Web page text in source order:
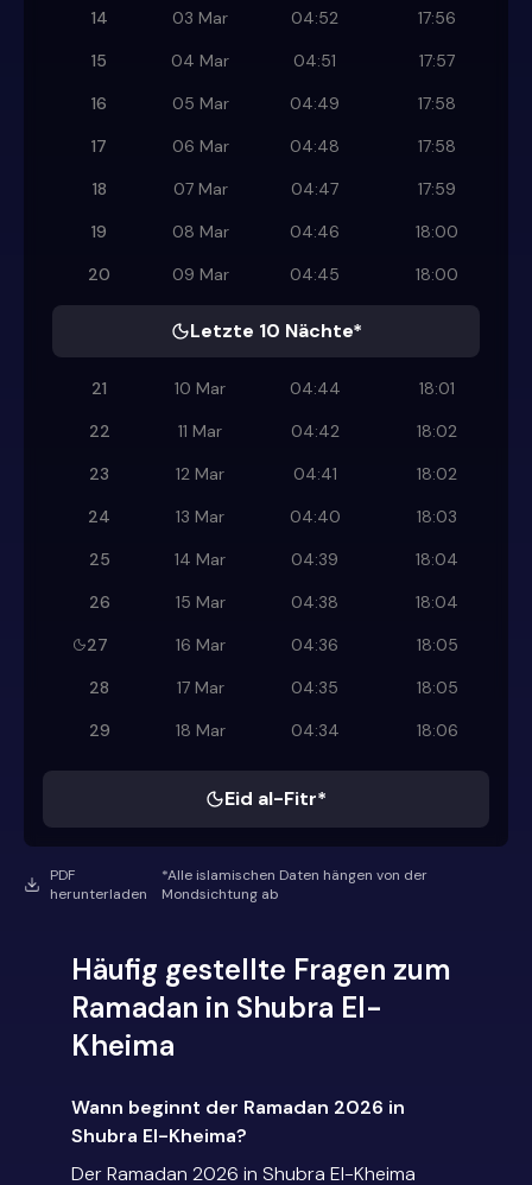
14
03 Mar 04:52
17:56
15
04 Mar 04:51
17:57
16
05 Mar 04:49
17:58
17
06 Mar 04:48
17:58
18
07 Mar 04:47
17:59
19
08 Mar 04:46
18:00
20
09 Mar 04:45 18:00
Letzte 10 Nächte*
21 10 Mar 04:44
18:01
22
11 Mar 04:42
18:02
23
12 Mar 04:41
18:02
24
13 Mar 04:40
18:03
25
14 Mar 04:39
18:04
26
15 Mar 04:38
18:04
27
16 Mar 04:36
18:05
28
17 Mar 04:35
18:05
29
18 Mar 04:34 18:06
Eid al-Fitr*
PDF
herunterladen
*Alle islamischen Daten hängen von der
Mondsichtung ab
Häufig gestellte Fragen zum
Ramadan in Shubra El-
Kheima
Wann beginnt der Ramadan 2026 in
Shubra El-Kheima?
Der Ramadan 2026 in Shubra El-Kheima